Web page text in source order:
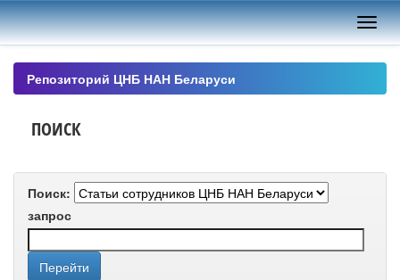
Skip
navigation
Репозиторий ЦНБ НАН Беларуси
ПОИСК
Поиск:
запрос